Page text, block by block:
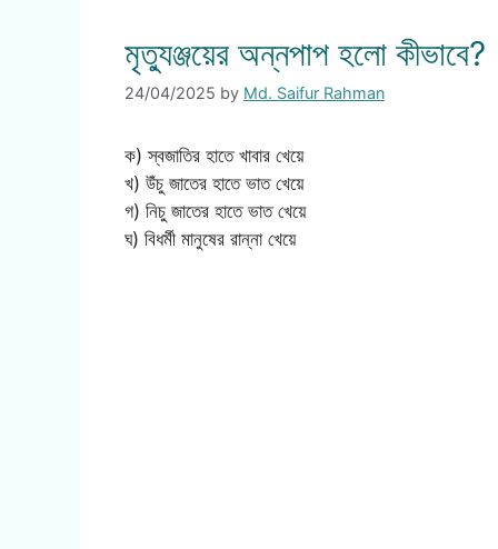
মৃত্যুঞ্জয়ের অন্নপাপ হলো কীভাবে?
24/04/2025 by Md. Saifur Rahman
ক) স্বজাতির হাতে খাবার খেয়ে
খ) উঁচু জাতের হাতে ভাত খেয়ে
গ) নিচু জাতের হাতে ভাত খেয়ে
ঘ) বিধর্মী মানুষের রান্না খেয়ে